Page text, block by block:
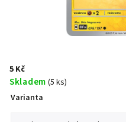
5 Kč
Skladem (5 ks)
Varianta